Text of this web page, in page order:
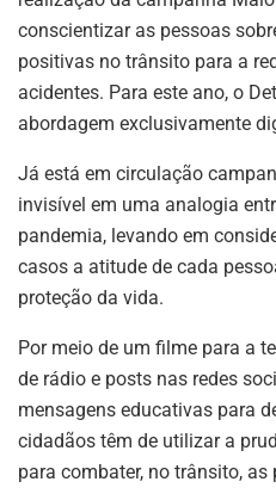
conscientizar as pessoas
positivas no trânsito para a
acidentes. Para este ano, o
abordagem exclusivamente
Já está em circulação
invisível em uma analogia
pandemia, levando em
casos a atitude de cada
proteção da vida.
Por meio de um filme para a
de rádio e posts nas redes
mensagens educativas para
cidadãos têm de utilizar a
para combater, no trânsito, as